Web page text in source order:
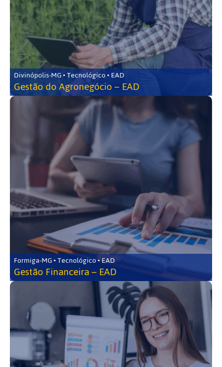
Divinópolis-MG • Tecnológico • EAD
Gestão do Agronegócio – EAD
Formiga-MG • Tecnológico • EAD
Gestão Financeira – EAD